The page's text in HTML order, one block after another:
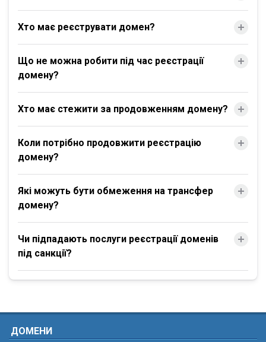
Хто має реєструвати домен?
Що не можна робити під час реєстрації
домену?
Хто має стежити за продовженням домену?
Коли потрібно продовжити реєстрацію
домену?
Які можуть бути обмеження на трансфер
домену?
Чи підпадають послуги реєстрації доменів
під санкції?
ДОМЕНИ